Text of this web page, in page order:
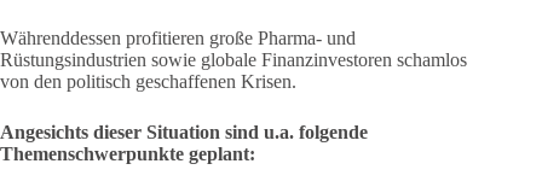
Währenddessen profitieren große Pharma- und
Rüstungsindustrien sowie globale Finanzinvestoren schamlos
von den politisch geschaffenen Krisen.
Angesichts dieser Situation sind u.a. folgende
Themenschwerpunkte geplant: